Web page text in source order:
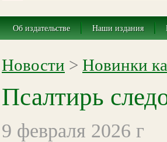
Об издательстве Наши издания
Новости > Новинки
Псалтирь
9 февраля 2026 г